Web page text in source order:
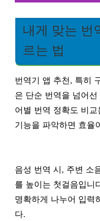
내게 맞는 번
르는 법
번역기 앱 추천, 특히
은 단순 번역을 넘어
어별 번역 정확도 비
기능을 파악하면 효율
음성 번역 시, 주변 소
를 높이는 첫걸음입니
명확하게 나누어 입력
다.